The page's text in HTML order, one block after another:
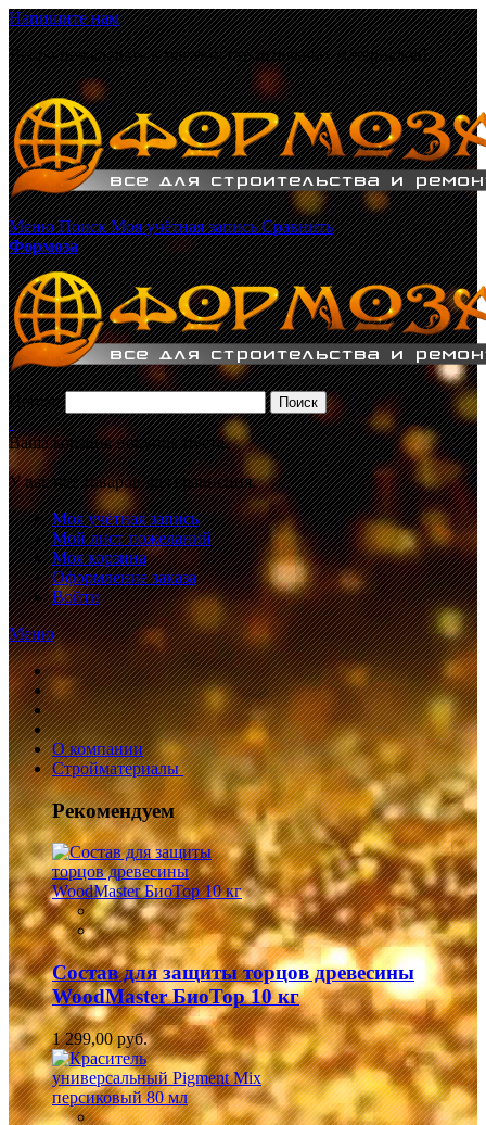
Напишите нам
Добро пожаловать в магазин строительных материалов!
Меню Поиск Моя учётная запись Сравнить
Формоза
Поиск: Поиск
Ваша корзина покупок пуста.
У вас нет товаров для сравнения.
Моя учётная запись
Мой лист пожеланий
Моя корзина
Оформление заказа
Войти
Меню
О компании
Стройматериалы
Рекомендуем
Состав для защиты торцов древесины
WoodMaster БиоТор 10 кг
1 299,00 руб.